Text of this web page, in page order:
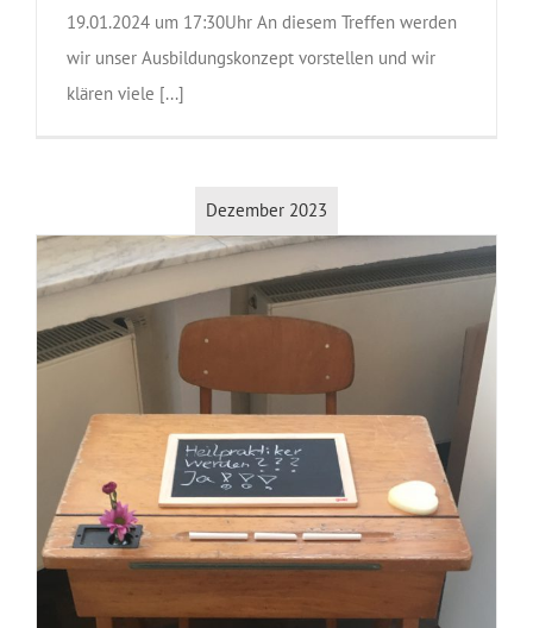
19.01.2024 um 17:30Uhr An diesem Treffen werden
wir unser Ausbildungskonzept vorstellen und wir
klären viele [...]
Dezember 2023